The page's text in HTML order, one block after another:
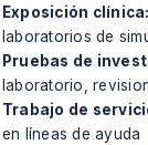
Exposición
laboratorios de
Pruebas de
laboratorio,
Trabajo de
en líneas de ayuda